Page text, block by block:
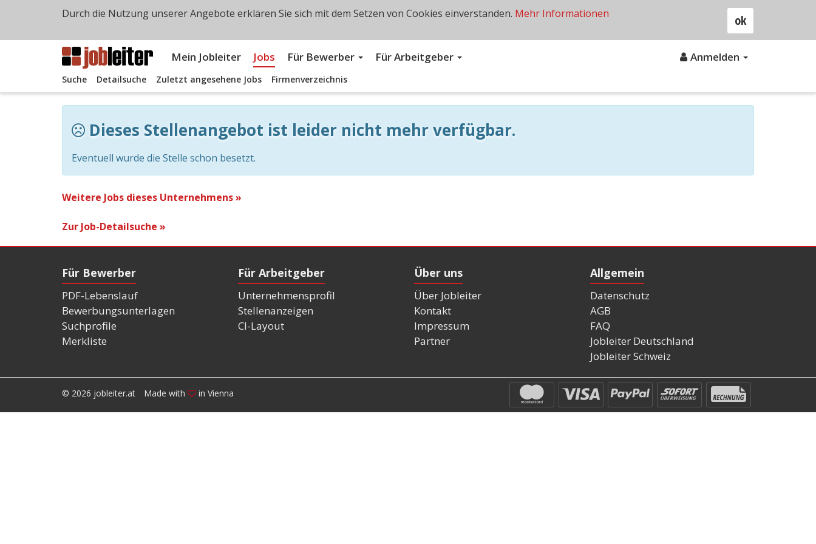
Mein Jobleiter Jobs Für Bewerber Für Arbeitgeber Anmelden
Suche Detailsuche Zuletzt angesehene Jobs Firmenverzeichnis
Dieses Stellenangebot ist leider nicht mehr verfügbar.
Eventuell wurde die Stelle schon besetzt.
Weitere Jobs dieses Unternehmens »
Zur Job-Detailsuche »
Für Bewerber
PDF-Lebenslauf
Bewerbungsunterlagen
Suchprofile
Merkliste
Für Arbeitgeber
Unternehmensprofil
Stellenanzeigen
CI-Layout
Über uns
Über Jobleiter
Kontakt
Impressum
Partner
Allgemein
Datenschutz
AGB
FAQ
Jobleiter Deutschland
Jobleiter Schweiz
© 2026 jobleiter.at Made with in Vienna
ok
Durch die Nutzung unserer Angebote erklären Sie sich mit dem Setzen von Cookies einverstanden. Mehr Informationen